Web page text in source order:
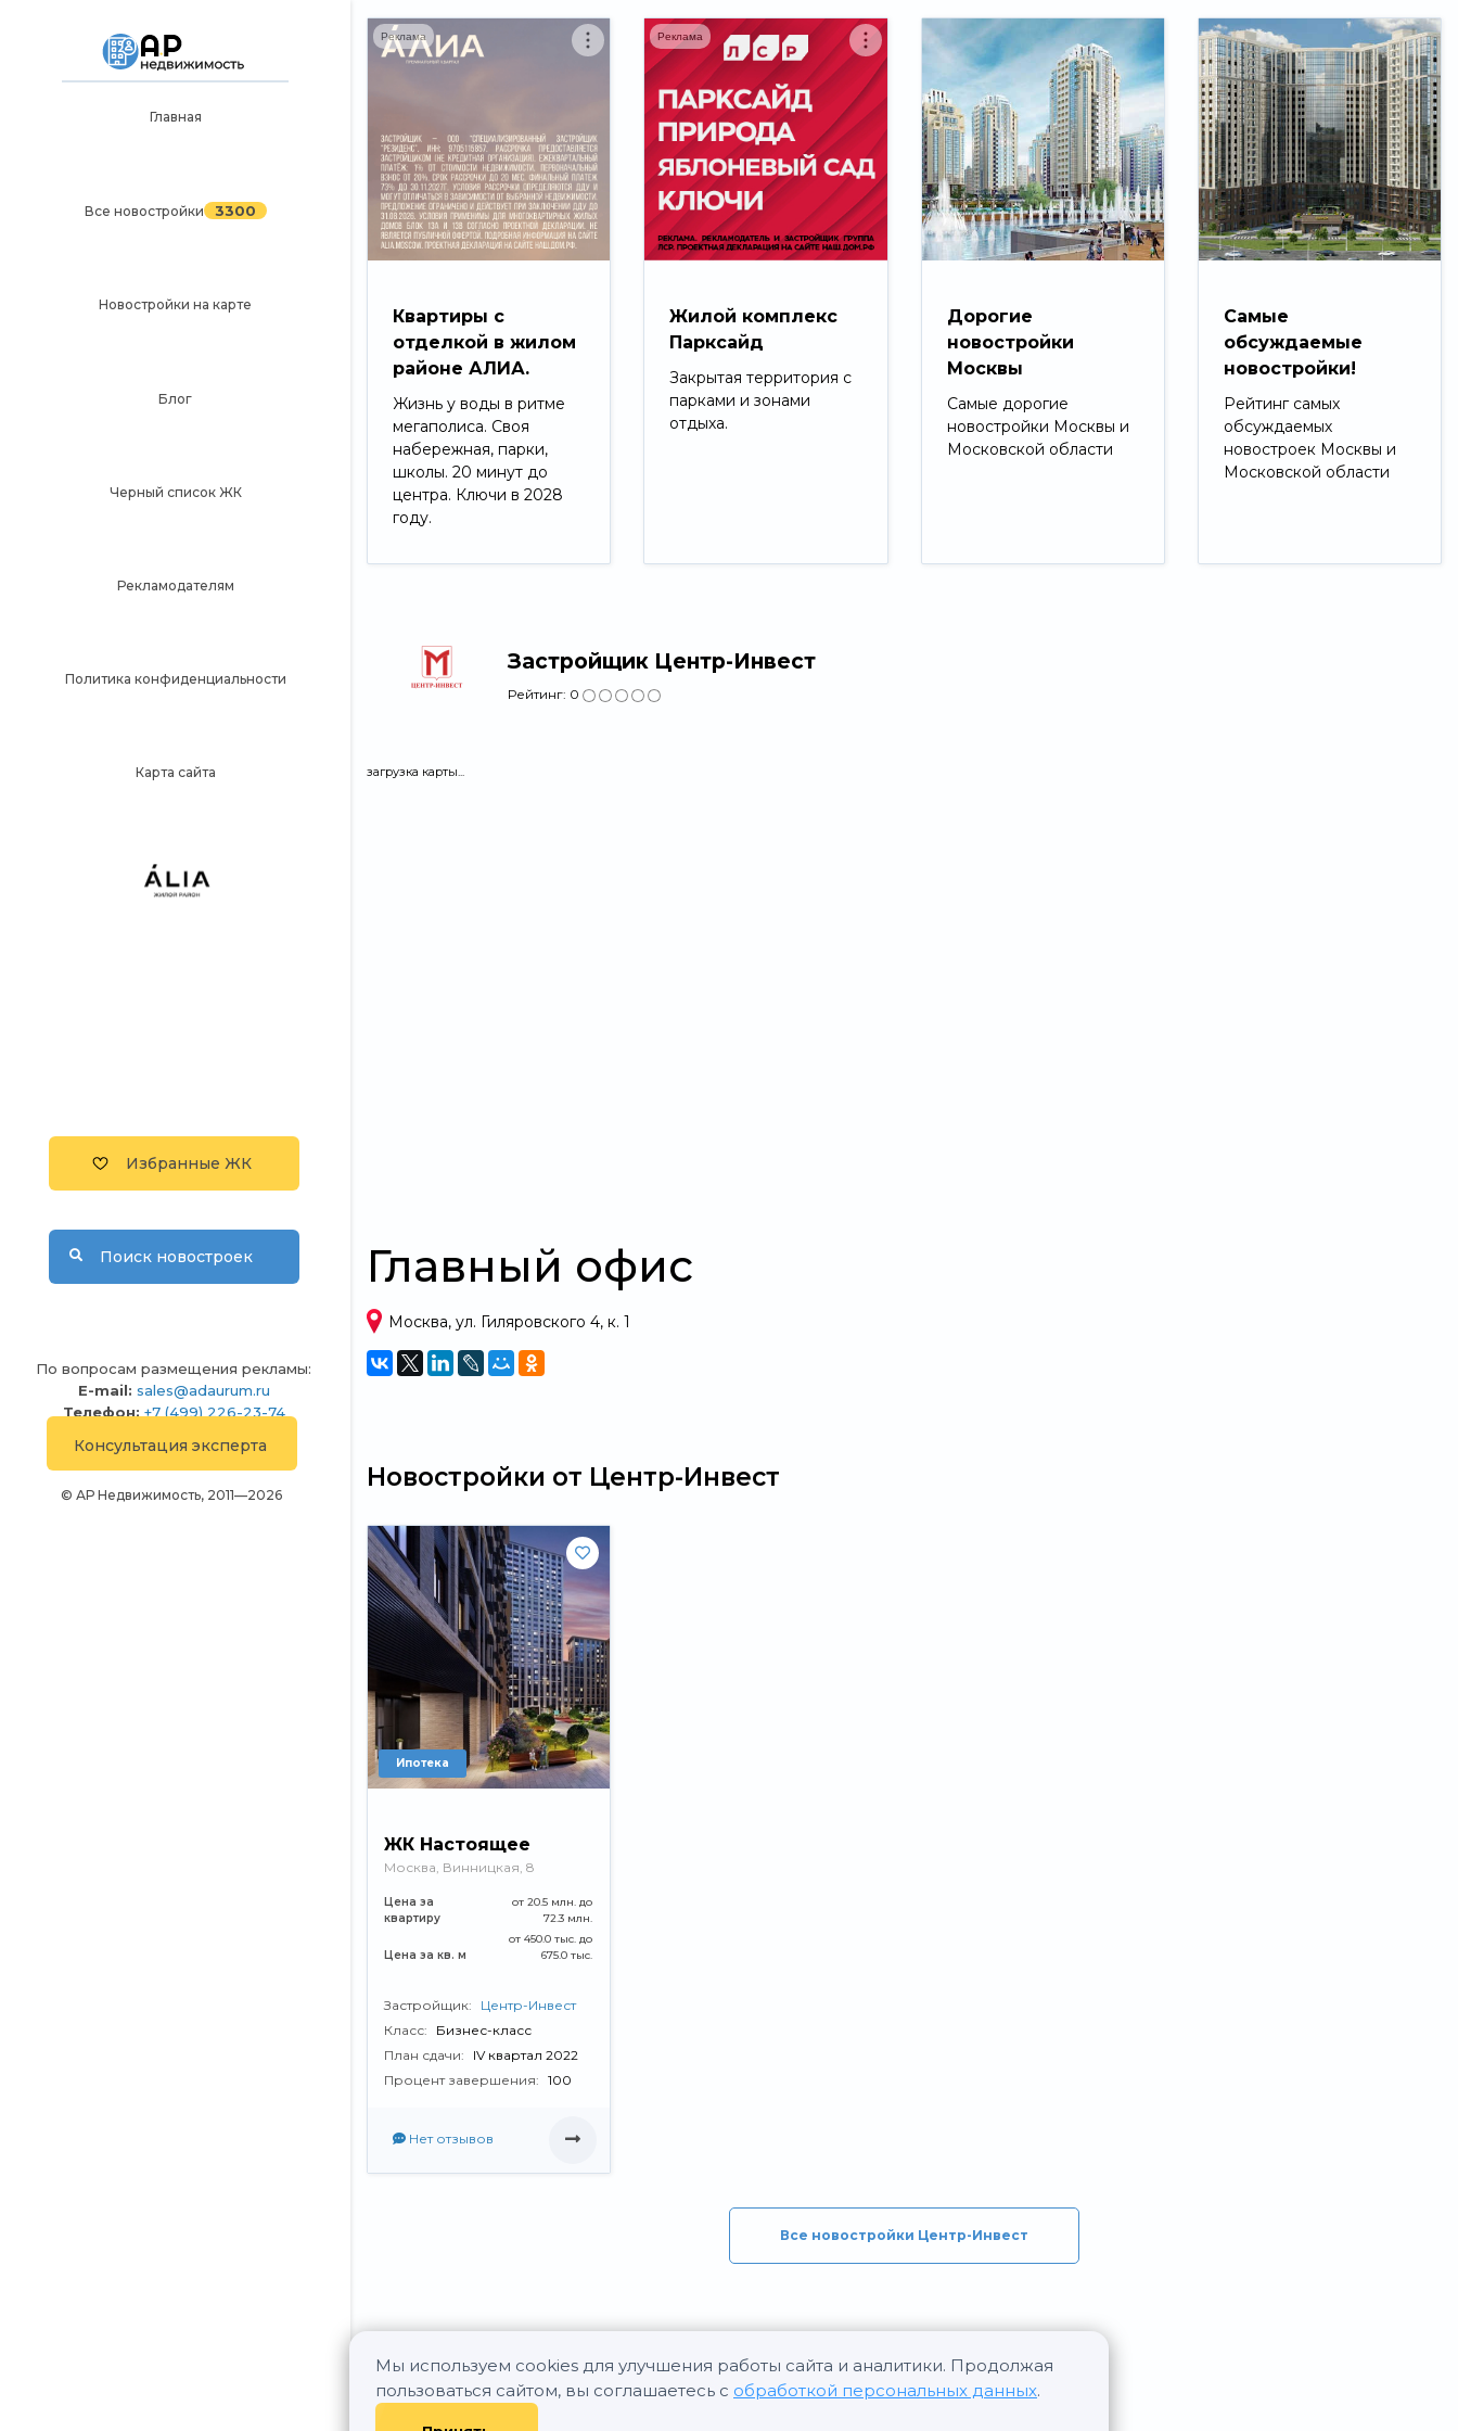
Мы используем cookies для улучшения работы сайта и аналитики. Продолжая
пользоваться сайтом, вы соглашаетесь с обработкой персональных данных.
Главная
Все новостройки 3300
Новостройки на карте
Блог
Черный список ЖК
Рекламодателям
Политика конфиденциальности
Карта сайта
Избранные ЖК
Поиск новостроек
По вопросам размещения рекламы:
E-mail: sales@adaurum.ru
Телефон: +7 (499) 226-23-74
Консультация эксперта
© АР Недвижимость, 2011—2026
Новостройки на карте
Черный список ЖК
Квартиры с
отделкой в жилом
районе АЛИА.
Жизнь у воды в ритме
мегаполиса. Своя
набережная, парки,
школы. 20 минут до
центра. Ключи в 2028
году.
Реклама
Жилой комплекс
Парксайд
Закрытая территория с
парками и зонами
отдыха.
Реклама
Дорогие
новостройки
Москвы
Самые дорогие
новостройки Москвы и
Московской области
Самые
обсуждаемые
новостройки!
Рейтинг самых
обсуждаемых
новостроек Москвы и
Московской области
Застройщик Центр-Инвест
Рейтинг: 0
загрузка карты...
Главный офис
Москва, ул. Гиляровского 4, к. 1
Новостройки от Центр-Инвест
Ипотека
ЖК Настоящее
Москва, ​Винницкая, 8
Цена за
квартиру
от 20.5 млн. до
72.3 млн.
Цена за кв. м
от 450.0 тыс. до
675.0 тыс.
Застройщик:
Центр-Инвест
Класс:
Бизнес-класс
План сдачи:
IV квартал 2022
Процент завершения: 100
Нет отзывов
Все новостройки Центр-Инвест